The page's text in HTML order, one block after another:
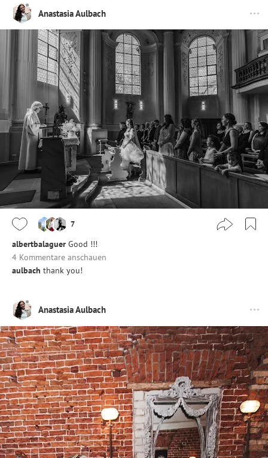
Anastasia Aulbach
7
albertbalaguer Good !!!
4 Kommentare anschauen
aulbach thank you!
Anastasia Aulbach